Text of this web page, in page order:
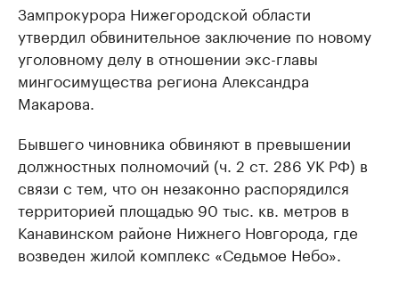
Зампрокурора Нижегородской области
утвердил обвинительное заключение по новому
уголовному делу в отношении экс-главы
мингосимущества региона Александра
Макарова.
Бывшего чиновника обвиняют в превышении
должностных полномочий (ч. 2 ст. 286 УК РФ) в
связи с тем, что он незаконно распорядился
территорией площадью 90 тыс. кв. метров в
Канавинском районе Нижнего Новгорода, где
возведен жилой комплекс «Седьмое Небо».